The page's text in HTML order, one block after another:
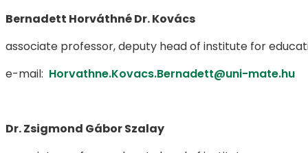
Bernadett Horváthné Dr. Kovács
associate professor, deputy head of institute for
e-mail: Horvathne.Kovacs.Bernadett@uni-mate.hu
Dr. Zsigmond Gábor Szalay